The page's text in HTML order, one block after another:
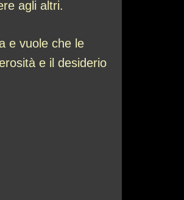
agli altri.
e vuole che le
e il desiderio